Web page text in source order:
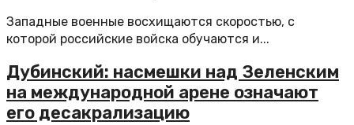
Западные военные восхищаются скоростью, с
которой российские войска обучаются и...
Дубинский: насмешки над Зеленским
на международной арене означают
его десакрализацию